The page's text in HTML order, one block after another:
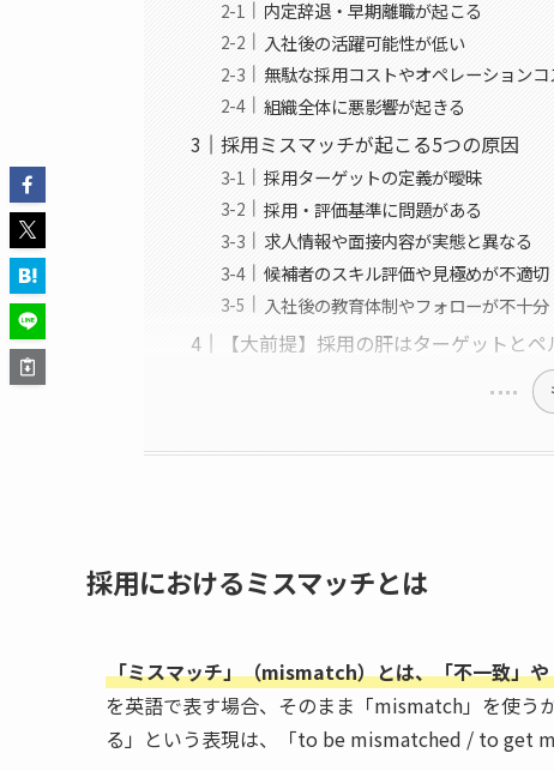
内定辞退・早期離職が起こる
入社後の活躍可能性が低い
無駄な採用コストやオペレーション
組織全体に悪影響が起きる
採用ミスマッチが起こる5つの原因
採用ターゲットの定義が曖昧
採用・評価基準に問題がある
求人情報や面接内容が実態と異なる
候補者のスキル評価や見極めが不適切
入社後の教育体制やフォローが不十分
【大前提】採用の肝はターゲットと
採用におけるミスマッチとは
「ミスマッチ」（mismatch）とは、「不一致」
を英語で表す場合、そのまま「mismatch」を使
る」という表現は、「to be mismatched / to get